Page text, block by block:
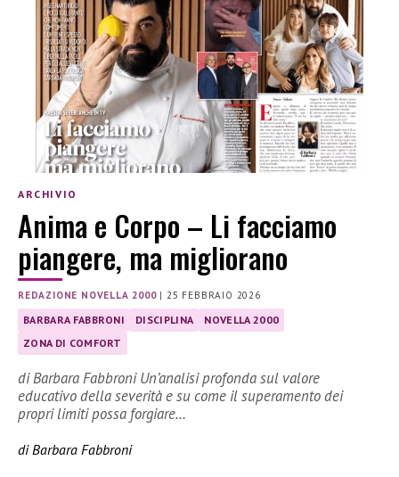
ARCHIVIO
Anima e Corpo – Li facciamo
piangere, ma migliorano
REDAZIONE NOVELLA 2000| 25 FEBBRAIO 2026
BARBARA FABBRONI DISCIPLINA
NOVELLA 2000
ZONA DI COMFORT
di Barbara Fabbroni Un’analisi profonda sul valore
educativo della severità e su come il superamento dei
propri limiti possa forgiare…
di Barbara Fabbroni